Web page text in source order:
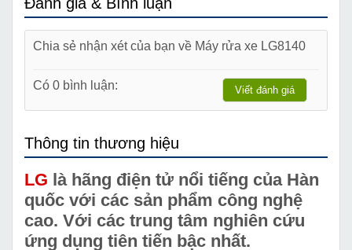
Chia sẻ nhận xét của bạn về Máy rửa xe LG8140
Có 0 bình luận: Viết đánh giá
Thông tin thương hiệu
LG là hãng điện tử nổi tiếng của Hàn
quốc với các sản phẩm công nghệ
cao. Với các trung tâm nghiên cứu
ứng dụng tiên tiến bậc nhất.